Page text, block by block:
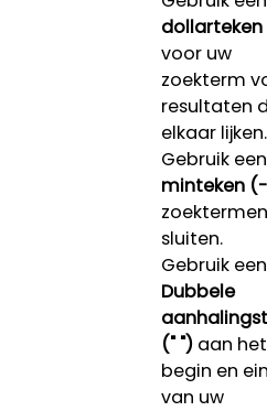
voor uw
zoekterm
resultaten
elkaar lijken.
Gebruik een
minteken
sluiten.
Gebruik een
Dubbele
(" ")aan het
begin en
van uw